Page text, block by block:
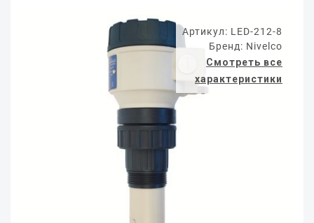
Артикул: LED-212-8
Бренд: Nivelco
Смотреть все
характеристики